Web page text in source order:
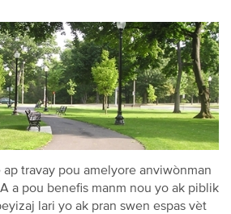
travay pou amelyore anviwònman
a pou benefis manm nou yo ak piblik
lari yo ak pran swen espas vèt